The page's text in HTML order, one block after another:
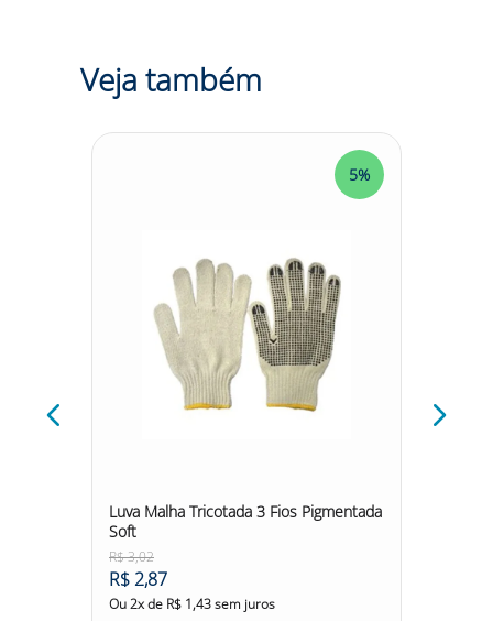
Veja também
5%
Luva Malha Tricotada 3 Fios Pigmentada
Soft
R$3,02
R$2,87
Ou2x de R$ 1,43sem juros